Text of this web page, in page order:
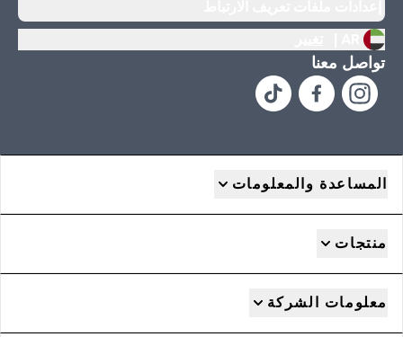
تواصل معنا
المساعدة والمعلومات
منتجات
معلومات الشركة